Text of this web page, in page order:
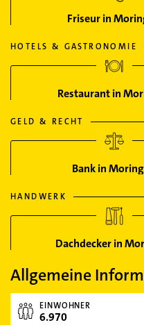
Friseur in
HOTELS & GASTRONOMIE
Restaurant in
GELD & RECHT
Bank in
HANDWERK
Dachdecker in
Allgemeine
EINWOHNER
6.970